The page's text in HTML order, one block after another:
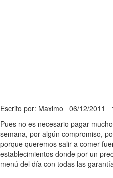
Escrito por: Maximo 06/12/2011
Pues no es necesario pagar
semana, por algún compromiso,
porque queremos salir a comer
establecimientos donde por un
menú del día con todas las